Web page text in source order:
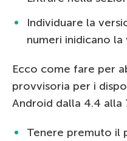
Individuare la
numeri inidicano la
Ecco come fare per
provvisoria per i
Android dalla 4.4 alla
Tenere premuto il